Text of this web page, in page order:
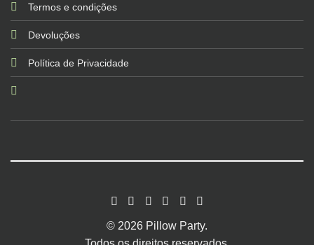
Termos e condições
Devoluções
Política de Privacidade
© 2026 Pillow Party.